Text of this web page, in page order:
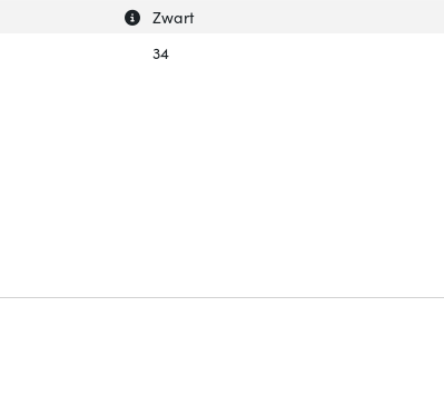
Uitleg over 'Kleur van het product'
Verberg uitleg over 'Kleur van het product'
Zwart
34